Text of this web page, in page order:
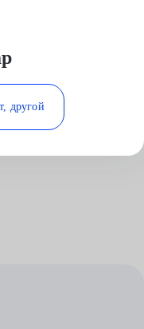
Воды
на-Дону
другой
Рулевое управление
рулевых